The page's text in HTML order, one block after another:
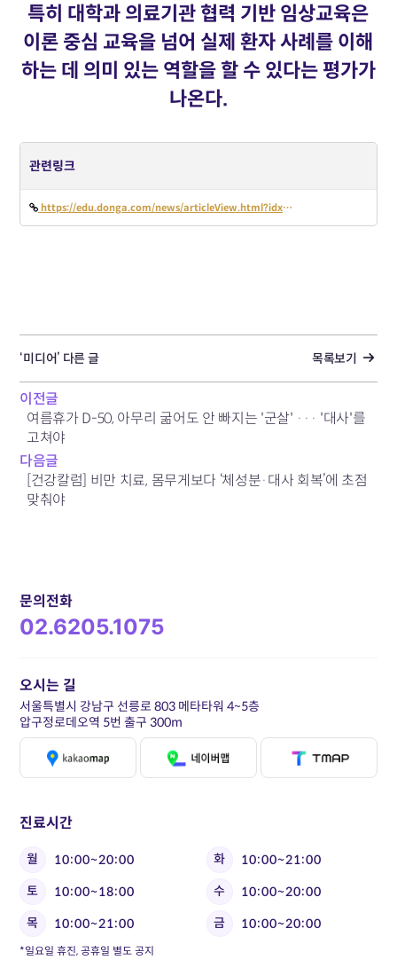
특히 대학과 의료기관 협력 기반 임상교육은
이론 중심 교육을 넘어 실제 환자 사례를 이해
하는 데 의미 있는 역할을 할 수 있다는 평가가
나온다.
관련링크
https://edu.donga.com/news/articleView.html?idxno=107625
‘미디어’ 다른 글 목록보기
이전글
여름휴가 D-50, 아무리 굶어도 안 빠지는 '군살' ··· '대사'를
고쳐야
다음글
[건강칼럼] 비만 치료, 몸무게보다 ‘체성분·대사 회복’에 초점
맞춰야
문의전화
02.6205.1075
진료시간
월 10:00~20:00 화
10:00~21:00
토
10:00~18:00 수
10:00~20:00
목
10:00~21:00 금 10:00~20:00
*일요일 휴진, 공휴일 별도 공지
오시는 길
서울특별시 강남구 선릉로 803 메타타워 4~5층
압구정로데오역 5번 출구 300m